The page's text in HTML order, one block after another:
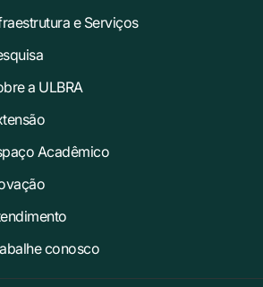
e Serviços
a ULBRA
Acadêmico
conosco